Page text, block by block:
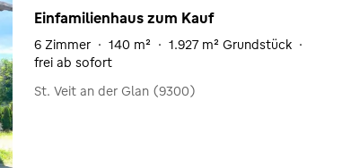
Einfamilienhaus zum Kauf
6 Zimmer · 140 m² · 1.927 m² Grundstück ·
frei ab sofort
St. Veit an der Glan (9300)